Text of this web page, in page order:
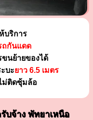
บริการ
ถกันแดด
นย้ายของได้
บะยาว 6.5 เมตร
ติดซุ้มล้อ
บจ้าง พัทยาเหนือ